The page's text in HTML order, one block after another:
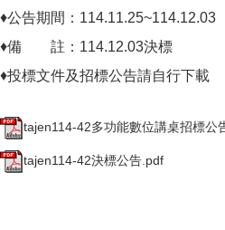
♦公告期間：114.11.25~114.12.03
♦備 註：114.12.03決標
♦投標文件及招標公告請自行下載
tajen114-42多功能數位講桌招標公
tajen114-42決標公告.pdf